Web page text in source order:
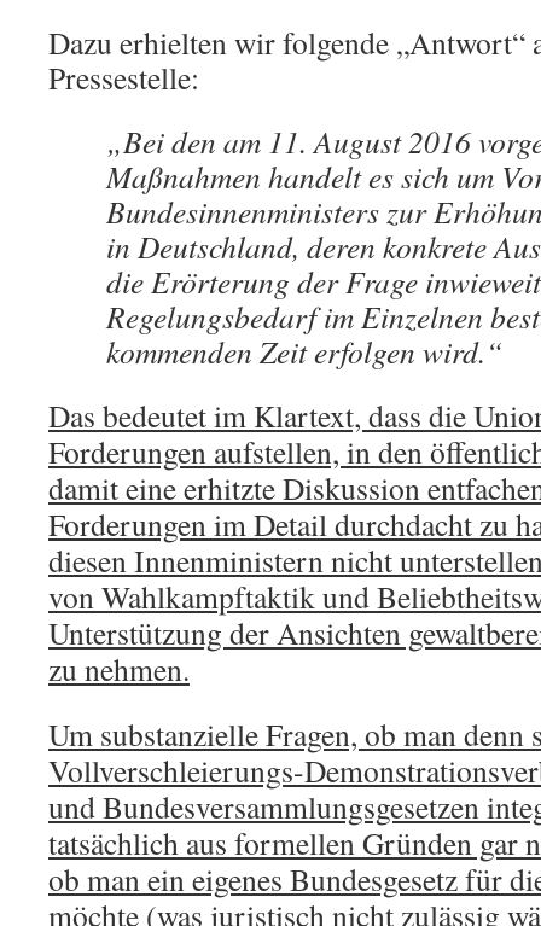
Dazu erhielten wir folgende „Antwort“
Pressestelle:
„Bei den am 11. August 2016
Maßnahmen handelt es sich um
Bundesinnenministers zur
in Deutschland, deren konkrete
die Erörterung der Frage
Regelungsbedarf im Einzelnen
kommenden Zeit erfolgen wird.“
Das bedeutet im Klartext, dass die
Forderungen aufstellen, in den
damit eine erhitzte Diskussion
Forderungen im Detail durchdacht zu
diesen Innenministern nicht
von Wahlkampftaktik und
Unterstützung der Ansichten
zu nehmen.
Um substanzielle Fragen, ob man denn
Vollverschleierungs-
und Bundesversammlungsgesetzen
tatsächlich aus formellen Gründen gar
ob man ein eigenes Bundesgesetz für
möchte (was juristisch nicht zulässig